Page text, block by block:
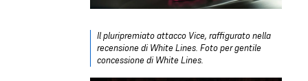
Il pluripremiato attacco Vice, raffigurato nella
recensione di White Lines. Foto per gentile
concessione di White Lines.